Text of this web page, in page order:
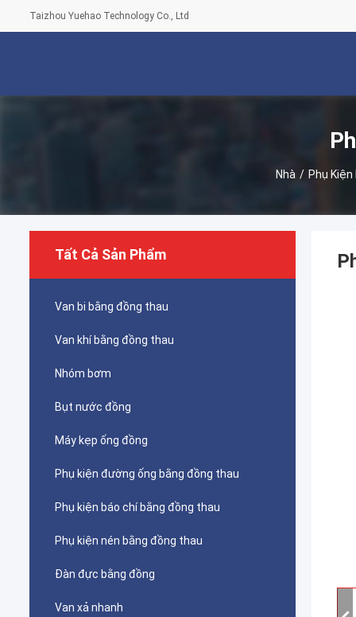
Taizhou Yuehao Technology Co., Ltd
Nhà / Phụ
Tất Cả Sản Phẩm
Van bi bằng đồng thau
Van khí bằng đồng thau
Nhóm bơm
Bụt nước đồng
Máy kẹp ống đồng
Phụ kiện đường ống bằng đồng thau
Phụ kiện báo chí bằng đồng thau
Phụ kiện nén bằng đồng thau
Đàn đực bằng đồng
Van xả nhanh